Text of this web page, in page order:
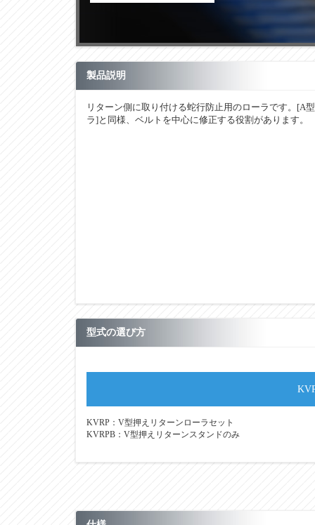
製品説明
リターン側に取り付ける蛇行防止用のローラです。[A
ラ]と同様、ベルトを中心に修正する役割があります。
型式の選び方
KVRP：V型押えリターンローラセット
KVRPB：V型押えリターンスタンドのみ